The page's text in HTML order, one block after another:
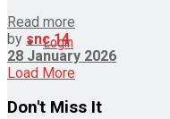
Login
Read more
by snc 14
28 January 2026
Load More
Don't Miss It